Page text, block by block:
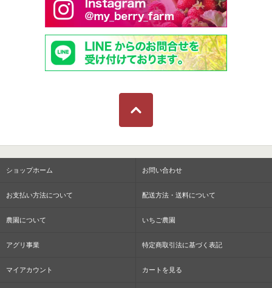
ショップホーム お問い合わせ
お支払い方法について 配送方法・送料について
農園について いちご農園
アグリ事業 特定商取引法に基づく表記
マイアカウント カートを見る